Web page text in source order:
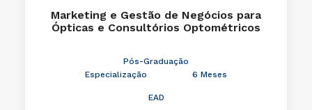
Marketing e Gestão de Negócios para
Ópticas e Consultórios Optométricos
Pós-Graduação
Especialização
6 Meses
EAD